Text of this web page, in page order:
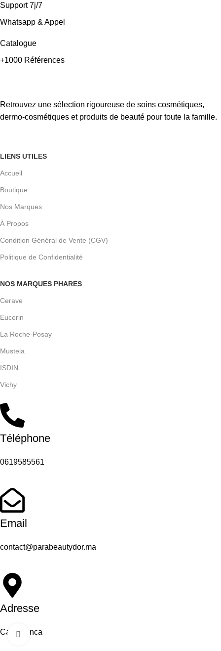
Click to enlarge
Support 7j/7
Whatsapp & Appel
Catalogue
+1000 Références
Retrouvez une sélection rigoureuse de soins cosmétiques,
dermo-cosmétiques et produits de beauté pour toute la famille.
LIENS UTILES
Accueil
Boutique
Nos Marques
À Propos
Condition Général de Vente (CGV)
Politique de Confidentialité
NOS MARQUES PHARES
Cerave
Eucerin
La Roche-Posay
Mustela
ISDIN
Vichy
Téléphone
0619585561
Email
contact@parabeautydor.ma
Adresse
Casablanca